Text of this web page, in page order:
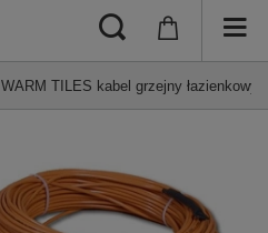
WARM TILES kabel grzejny łazienkowy,